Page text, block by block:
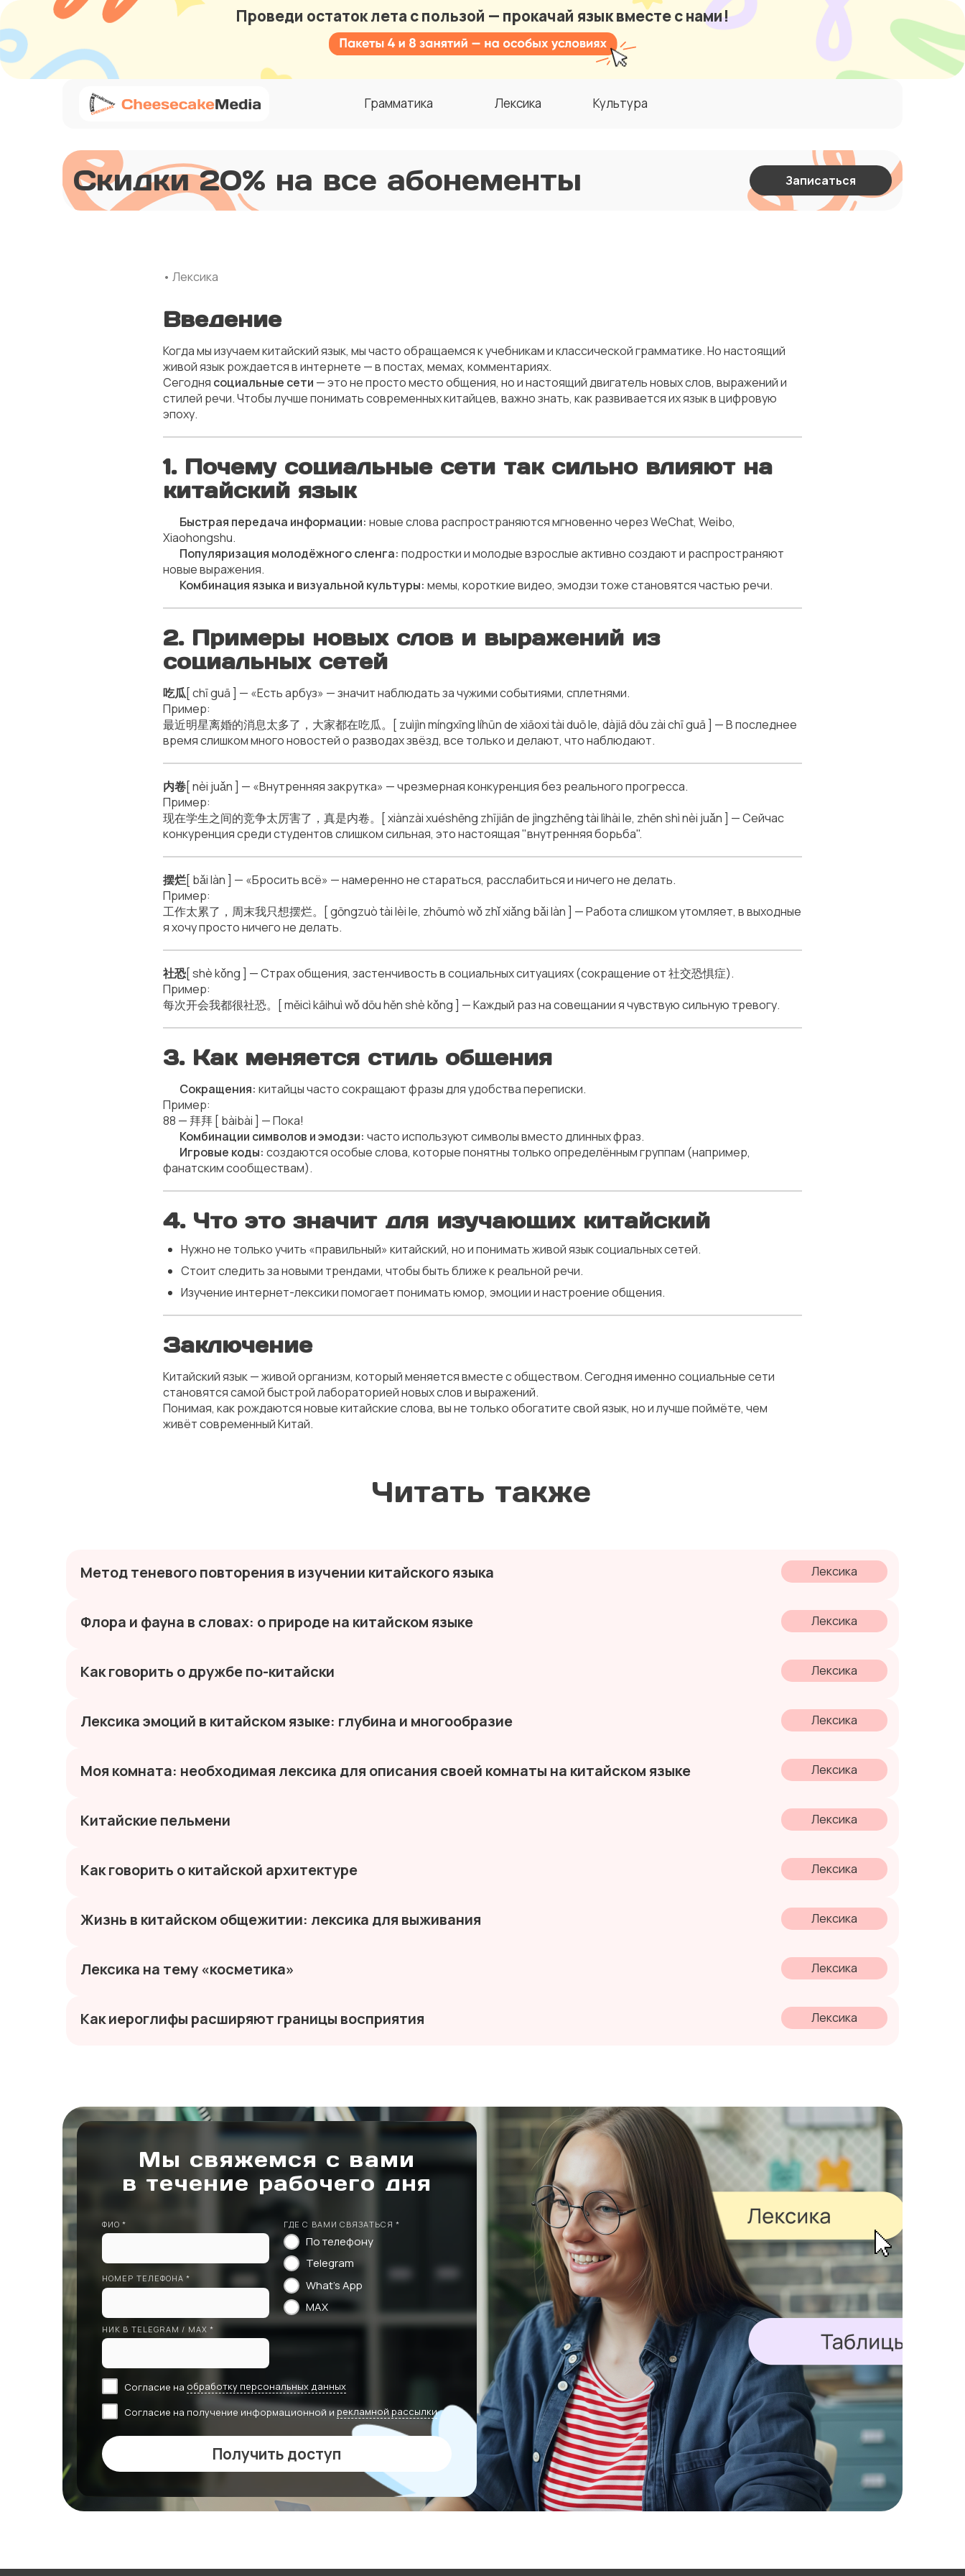
Проведи остаток лета с пользой — прокачай язык вместе с нами!
Грамматика Лексика Культура
Скидки 20% на все абонементы Записаться
• Лексика
Введение
Когда мы изучаем китайский язык, мы часто обращаемся к учебникам и классической грамматике. Но настоящий
живой язык рождается в интернете — в постах, мемах, комментариях.
Сегодня социальные сети — это не просто место общения, но и настоящий двигатель новых слов, выражений и
стилей речи. Чтобы лучше понимать современных китайцев, важно знать, как развивается их язык в цифровую
эпоху.
1. Почему социальные сети так сильно влияют на
китайский язык
Быстрая передача информации: новые слова распространяются мгновенно через WeChat, Weibo,
Xiaohongshu.
Популяризация молодёжного сленга: подростки и молодые взрослые активно создают и распространяют
новые выражения.
Комбинация языка и визуальной культуры: мемы, короткие видео, эмодзи тоже становятся частью речи.
2. Примеры новых слов и выражений из
социальных сетей
吃瓜[ chī guā ] — «Есть арбуз» — значит наблюдать за чужими событиями, сплетнями.
Пример:
最近明星离婚的消息太多了，大家都在吃瓜。[ zuìjìn míngxīng líhūn de xiāoxi tài duō le, dàjiā dōu zài chī guā ] — В последнее
время слишком много новостей о разводах звёзд, все только и делают, что наблюдают.
内卷[ nèi juǎn ] — «Внутренняя закрутка» — чрезмерная конкуренция без реального прогресса.
Пример:
现在学生之间的竞争太厉害了，真是内卷。[ xiànzài xuéshēng zhījiān de jìngzhēng tài lìhài le, zhēn shì nèi juǎn ] — Сейчас
конкуренция среди студентов слишком сильная, это настоящая "внутренняя борьба".
摆烂[ bǎi làn ] — «Бросить всё» — намеренно не стараться, расслабиться и ничего не делать.
Пример:
工作太累了，周末我只想摆烂。[ gōngzuò tài lèi le, zhōumò wǒ zhǐ xiǎng bǎi làn ] — Работа слишком утомляет, в выходные
я хочу просто ничего не делать.
社恐[ shè kǒng ] — Страх общения, застенчивость в социальных ситуациях (сокращение от 社交恐惧症).
Пример:
每次开会我都很社恐。[ měicì kāihuì wǒ dōu hěn shè kǒng ] — Каждый раз на совещании я чувствую сильную тревогу.
3. Как меняется стиль общения
Сокращения: китайцы часто сокращают фразы для удобства переписки.
Пример:
88 — 拜拜 [ bàibài ] — Пока!
Комбинации символов и эмодзи: часто используют символы вместо длинных фраз.
Игровые коды: создаются особые слова, которые понятны только определённым группам (например,
фанатским сообществам).
4. Что это значит для изучающих китайский
Нужно не только учить «правильный» китайский, но и понимать живой язык социальных сетей.
Стоит следить за новыми трендами, чтобы быть ближе к реальной речи.
Изучение интернет-лексики помогает понимать юмор, эмоции и настроение общения.
Заключение
Китайский язык — живой организм, который меняется вместе с обществом. Сегодня именно социальные сети
становятся самой быстрой лабораторией новых слов и выражений.
Понимая, как рождаются новые китайские слова, вы не только обогатите свой язык, но и лучше поймёте, чем
живёт современный Китай.
Читать также
Метод теневого повторения в изучении китайского языка Лексика
Флора и фауна в словах: о природе на китайском языке Лексика
Как говорить о дружбе по-китайски Лексика
Лексика эмоций в китайском языке: глубина и многообразие Лексика
Моя комната: необходимая лексика для описания своей комнаты на китайском языке Лексика
Китайские пельмени Лексика
Как говорить о китайской архитектуре Лексика
Жизнь в китайском общежитии: лексика для выживания Лексика
Лексика на тему «косметика» Лексика
Как иероглифы расширяют границы восприятия Лексика
Мы свяжемся с вами
в течение рабочего дня
ФИО *
НОМЕР ТЕЛЕФОНА *
НИК В TELEGRAM / MAX *
ГДЕ С ВАМИ СВЯЗАТЬСЯ *
По телефону
Telegram
What's App
MAX
Согласие на обработку персональных данных
Согласие на получение информационной ирекламной рассылки
Получить доступ